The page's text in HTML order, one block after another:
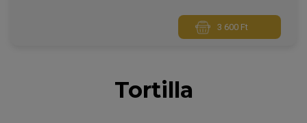
3 600 Ft
Tortilla